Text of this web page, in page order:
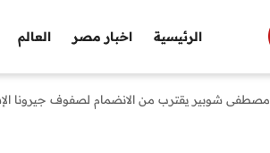
الرئيسية اخبار مصر العالم
مصطفى شوبير يقترب من الانضمام لصفوف جيرونا